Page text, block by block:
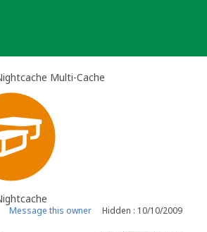
Multi-Cache
Message this owner Hidden : 10/10/2009